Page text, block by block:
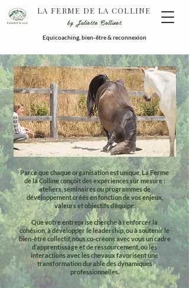
LA FERME DE LA COLLINE
by Juliette Collinet
Equicoaching, bien-être & reconnexion
Parce que chaque organisation est unique, La Ferme
de la Colline conçoit des expériences sur mesure :
ateliers, séminaires ou programmes de
développement créés en fonction de vos enjeux,
valeurs et objectifs d’équipe.
Que votre entreprise cherche à renforcer la
cohésion, à développer le leadership, ou à soutenir le
bien-être collectif, nous co-créons avec vous un cadre
d’apprentissage et de ressourcement, où les
interactions avec les chevaux favorisent une
transformation durable des dynamiques
professionnelles.